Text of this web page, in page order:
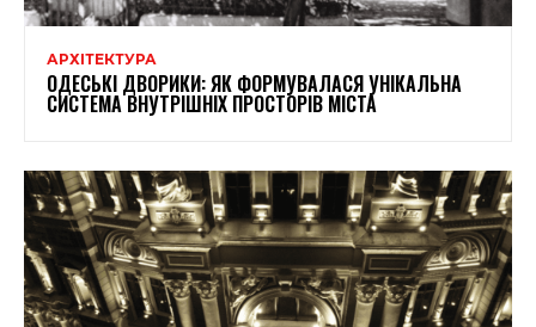
АРХІТЕКТУРА
ОДЕСЬКІ ДВОРИКИ: ЯК ФОРМУВАЛАСЯ УНІКАЛЬНА
СИСТЕМА ВНУТРІШНІХ ПРОСТОРІВ МІСТА